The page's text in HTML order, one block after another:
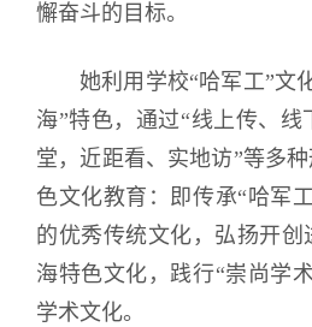
懈奋斗的目标。
她利用学校“哈军工”文
海”特色，通过“线上传、
堂，近距看、实地访”等多
色文化教育：即传承“哈军
的优秀传统文化，弘扬开
海特色文化，践行“崇尚学
学术文化。